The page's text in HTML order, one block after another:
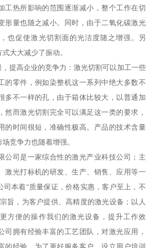
工热所影响的范围逐渐减小，整个工作在切
形量也随之减小。同时，由于二氧化碳激光
也促使激光切割面的光洁度随之增强。另
大大减少了振动。
提高企业的竞争力：激光切割可以加工一些
的零件，例如染整机这一系列中绝大多数不
多不一样的孔，由于箱体比较大，以普通加
然而激光切割完全可以满足这一类的要求，
的时间很短，准确性极高。产品的技术含量
竞争力也随着增强。
公司是一家综合性的激光产业科技公司；主
激光打标机的研发、生产、销售、应用等一
司本着“质量保证，价格实惠，客户至上，不
旨，为客户提供、高精度的激光设备；以人
方便的操作我们的激光设备，提升工作效
司拥有经验丰富的工艺团队，对激光应用，